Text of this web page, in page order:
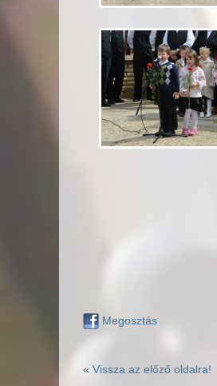
Megosztás
« Vissza az előző oldalra!